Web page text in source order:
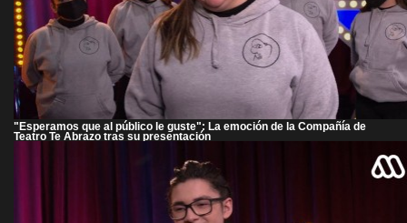
"Esperamos que al público le guste": La emoción de la Compañía de
Teatro Te Abrazo tras su presentación